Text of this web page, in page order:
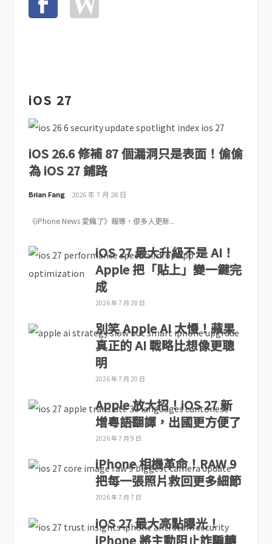
iOS 27
iOS 26.6 修補 87 個漏洞只是表面！偷偷
為 iOS 27 鋪路
Brian Fang 2026 年 7 月 28 日
《iPhone News 愛瘋了》報導，很多人更新...
iOS 27 最大升級不是 AI！
Apple 把「貼上」變一鍵完
成
2026 年 7 月 28 日
別笑 Apple AI 太慢！蘋果
真正的 AI 戰略比想像更聰
明
2026 年 7 月 20 日
Apple 放大招！iOS 27 新
增粵語翻譯，出國更方便了
2026 年 7 月 9 日
iPhone 相機革命！RAW 9
把每一張照片救回更多細節
2026 年 7 月 7 日
iOS 27 最大亮點曝光！
iPhone 將主動阻止詐騙轉